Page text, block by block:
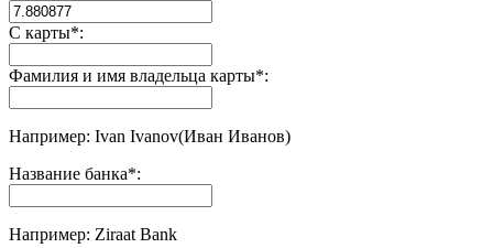
С карты*:
Фамилия и имя владельца карты*:
Например: Ivan Ivanov(Иван Иванов)
Название банка*:
Например: Ziraat Bank